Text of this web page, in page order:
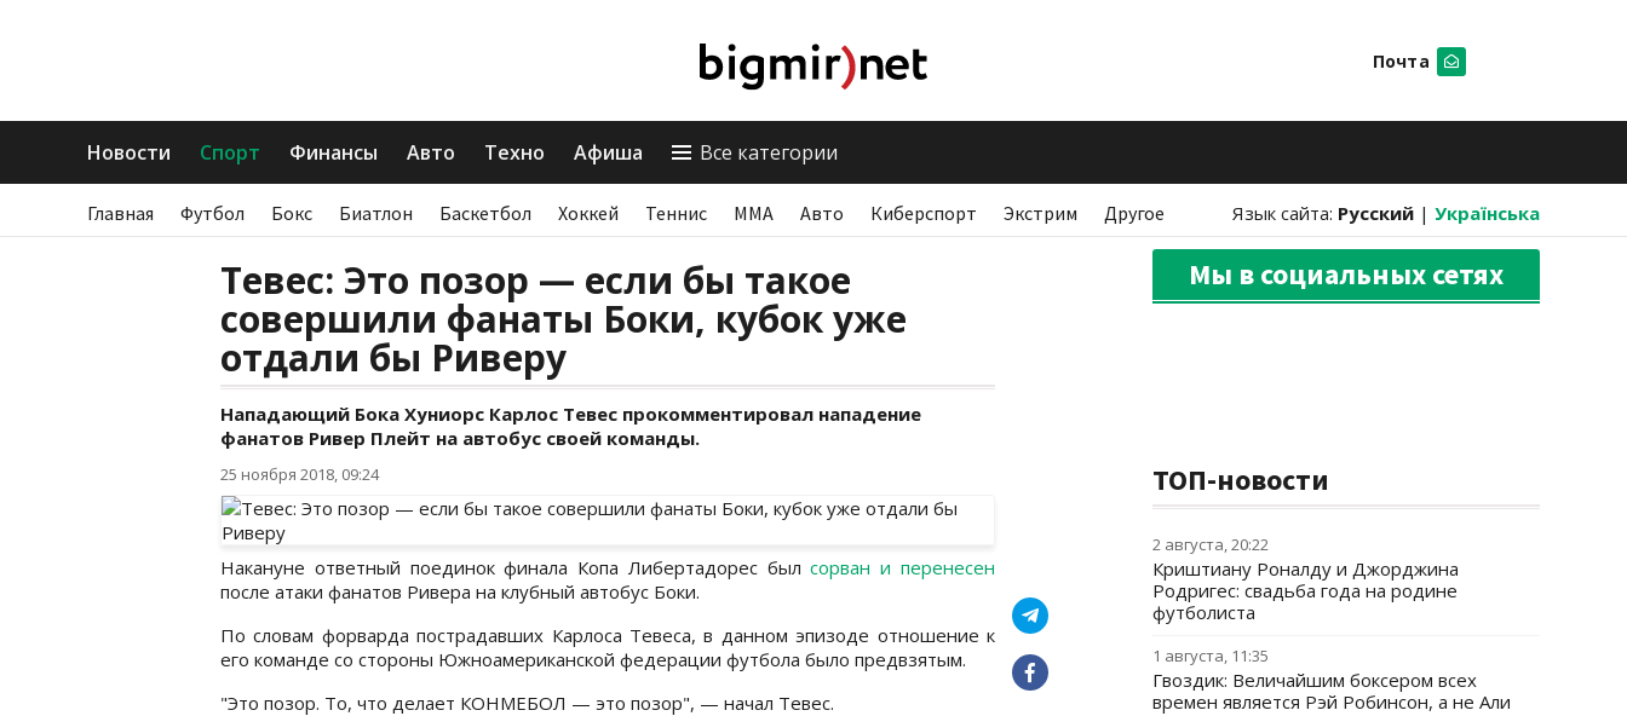
Почта
Новости Спорт Финансы Авто Техно Афиша Все категории
Главная Футбол Бокс Биатлон Баскетбол Хоккей Теннис ММА Авто Киберспорт Экстрим Другое Язык сайта: Русский | Українська
Тевес: Это позор — если бы такое
совершили фанаты Боки, кубок уже
отдали бы Риверу
Нападающий Бока Хуниорс Карлос Тевес прокомментировал нападение
фанатов Ривер Плейт на автобус своей команды.
25 ноября 2018, 09:24
Накануне ответный поединок финала Копа Либертадорес былсорван и перенесен
после атаки фанатов Ривера на клубный автобус Боки.
По словам форварда пострадавших Карлоса Тевеса, в данном эпизоде отношение к
его команде со стороны Южноамериканской федерации футбола было предвзятым.
"Это позор. То, что делает КОНМЕБОЛ — это позор", — начал Тевес.
Мы в социальных сетях
ТОП-новости
2 августа, 20:22
Криштиану Роналду и Джорджина
Родригес: свадьба года на родине
футболиста
1 августа, 11:35
Гвоздик: Величайшим боксером всех
времен является Рэй Робинсон, а не Али